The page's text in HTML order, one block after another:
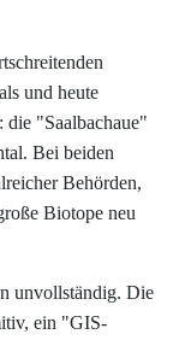
und heute
"Saalbachaue"
Bei beiden
Behörden,
Biotope neu
unvollständig. Die
ein "GIS-